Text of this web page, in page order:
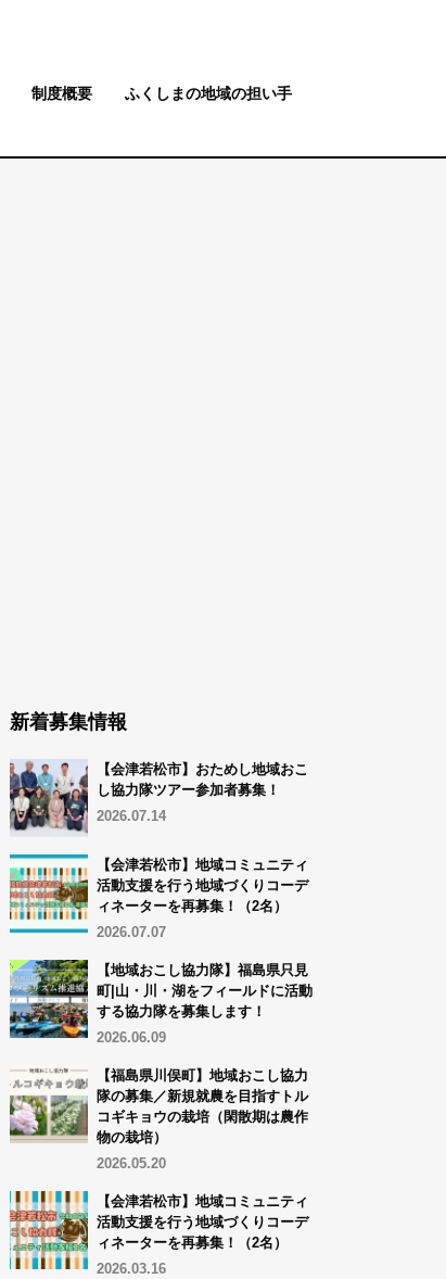
制度概要 ふくしまの地域の担い手
新着募集情報
【会津若松市】おためし地域おこ
し協力隊ツアー参加者募集！
2026.07.14
【会津若松市】地域コミュニティ
活動支援を行う地域づくりコーデ
ィネーターを再募集！（2名）
2026.07.07
【地域おこし協力隊】福島県只見
町|山・川・湖をフィールドに活動
する協力隊を募集します！
2026.06.09
【福島県川俣町】地域おこし協力
隊の募集／新規就農を目指すトル
コギキョウの栽培（閑散期は農作
物の栽培）
2026.05.20
【会津若松市】地域コミュニティ
活動支援を行う地域づくりコーデ
ィネーターを再募集！（2名）
2026.03.16